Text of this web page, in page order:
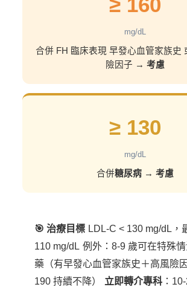
mg/dL
合併 FH 臨床表現 早發心血管家族史
險因子 → 考慮
≥ 130
mg/dL
合併糖尿病 → 考慮
🎯 治療目標 LDL-C < 130 mg/dL，
110 mg/dL 例外：8-9 歲可在特殊
藥（有早發心血管家族史＋高風險
190 持續不降）
立即轉介專科 ：